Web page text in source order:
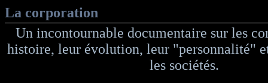
La corporation
Un incontournable documentaire sur les
histoire, leur évolution, leur "personnalité"
les sociétés.